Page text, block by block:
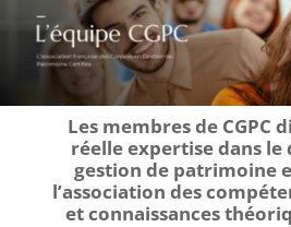
Les membres de CGPC
réelle expertise dans le
gestion de patrimoine
l’association des
et connaissances